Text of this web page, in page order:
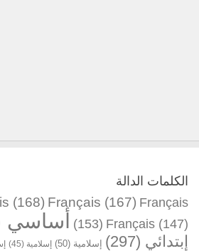
الكلمات الدالة
(168) Français (167) Français
(153) Français (147) أساسي
إبتدائي (297) إسلامية (50) إسلامية (45)